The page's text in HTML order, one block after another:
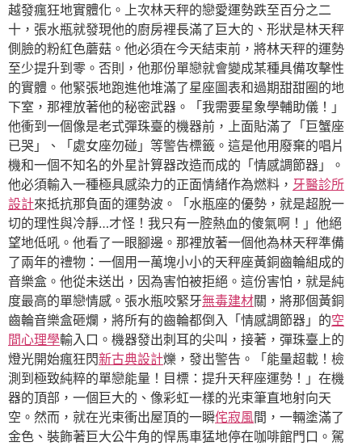
越發瘋狂地實體化。上次林天秤的戀愛運勢跌至百分之二
十，張水瓶就發現他的廚房裡長滿了巨大的、形狀是林天秤
側臉的粉紅色蘑菇。他必須在今天結束前，將林天秤的運勢
至少提升到零。否則，他那份單戀就會變成某種具備攻擊性
的實體。他緊張地跑進他堆滿了星座圖表和過期甜甜圈的地
下室，那裡放著他的秘密武器。「我需要星象學輔助儀！」
他衝到一個像是老式彈珠臺的機器前，上面貼滿了「巨蟹座
已哭」、「處女座勿碰」等警告標籤。這是他用廢棄的唱片
機和一個不知名的外星計算器改造而成的「情感調節器」。
他必須輸入一種極具感染力的正面情緒作為燃料， 牙醫診所
設計來抵抗那負面的運勢波。「水瓶座的優勢，就是超脫一
切的理性與冷靜…才怪！我只有一腔熱血的傻氣啊！」他絕
望地低吼。他看了一眼腳邊。那裡放著一個他為林天秤準備
了兩年的禮物：一個用一萬塊小小的天秤座黃銅齒輪組成的
音樂盒。他從未送出，因為害怕被拒絕。這份害怕，就是純
度最高的單戀情感。張水瓶咬緊牙無毒建材關，將那個黃銅
齒輪音樂盒砸爛，將所有的齒輪都倒入「情感調節器」的空
間心理學輸入口。機器發出刺耳的尖叫，接著，彈珠臺上的
燈光開始瘋狂閃新古典設計爍，發出警告。「能量超載！檢
測到極致純粹的單戀能量！目標：提升天秤座運勢！」在機
器的頂部，一個巨大的、像彩虹一樣的光束筆直地射向天
空。然而，就在光束衝出屋頂的一瞬侘寂風間，一輛塗滿了
金色、裝飾著巨大公牛角的悍馬車猛地停在咖啡館門口。駕